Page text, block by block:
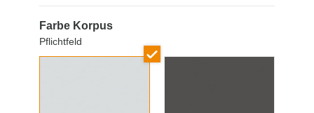
Farbe Korpus
Pflichtfeld